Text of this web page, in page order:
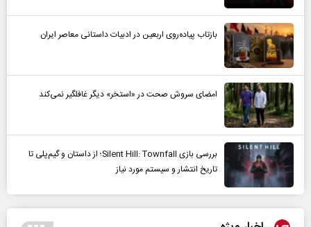
بازتاب پیاده‌روی اربعین در ادبیات داستانی معاصر ایران
امضای سروش صحت در «استخر» دیگر غافلگیر نمی‌کند
بررسی بازی Silent Hill: Townfall؛ از داستان و گیم‌پلی تا
تاریخ انتشار و سیستم مورد نیاز